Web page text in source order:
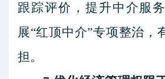
跟踪评价，提升中介服
展“红顶中介”专项整治，
担。